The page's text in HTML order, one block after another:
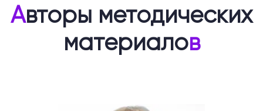
Авторы методических
материалов